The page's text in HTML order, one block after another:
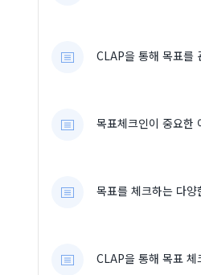
CLAP을 통해 목표를
목표체크인이 중요한
목표를 체크하는 다양
CLAP을 통해 목표 체